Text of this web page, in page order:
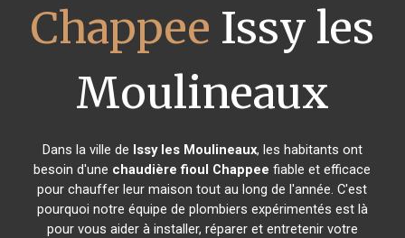
Chappee Issy les
Moulineaux
Dans la ville de Issy les Moulineaux, les habitants ont
besoin d'une chaudière fioul Chappee fiable et efficace
pour chauffer leur maison tout au long de l'année. C'est
pourquoi notre équipe de plombiers expérimentés est là
pour vous aider à installer, réparer et entretenir votre